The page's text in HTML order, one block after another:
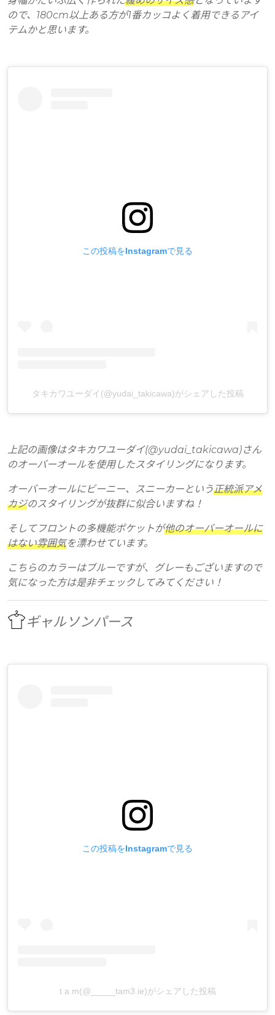
ので、180cm以上ある方が1番カッコよく着用できるアイ
テムかと思います。
この投稿をInstagramで見る
タキカワユーダイ(@yudai_takicawa)がシェアした投稿
上記の画像はタキカワユーダイ(@yudai_takicawa)さん
のオーバーオールを使用したスタイリングになります。
オーバーオールにビーニー、スニーカーという正統派アメ
カジのスタイリングが抜群に似合いますね！
そしてフロントの多機能ポケットが他のオーバーオールに
はない雰囲気を漂わせています。
こちらのカラーはブルーですが、グレーもございますので
気になった方は是非チェックしてみてください！
ギャルソンパース
この投稿をInstagramで見る
t a m(@_____tam3.ie)がシェアした投稿